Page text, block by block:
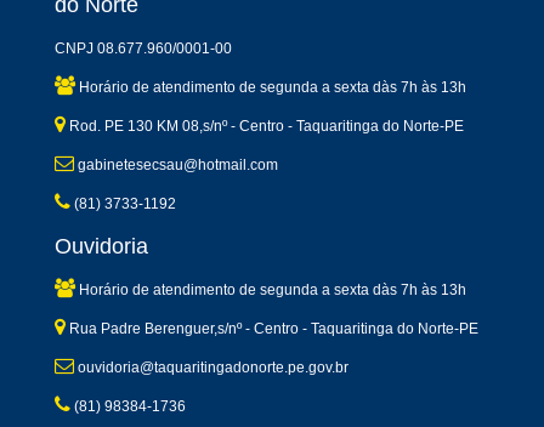
do Norte
CNPJ 08.677.960/0001-00
Horário de atendimento de segunda a sexta dàs 7h às 13h
Rod. PE 130 KM 08,s/nº - Centro - Taquaritinga do Norte-PE
gabinetesecsau@hotmail.com
(81) 3733-1192
Ouvidoria
Horário de atendimento de segunda a sexta dàs 7h às 13h
Rua Padre Berenguer,s/nº - Centro - Taquaritinga do Norte-PE
ouvidoria@taquaritingadonorte.pe.gov.br
(81) 98384-1736